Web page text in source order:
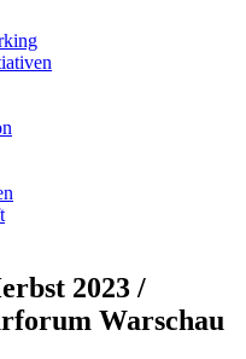
2023 /
Warschau